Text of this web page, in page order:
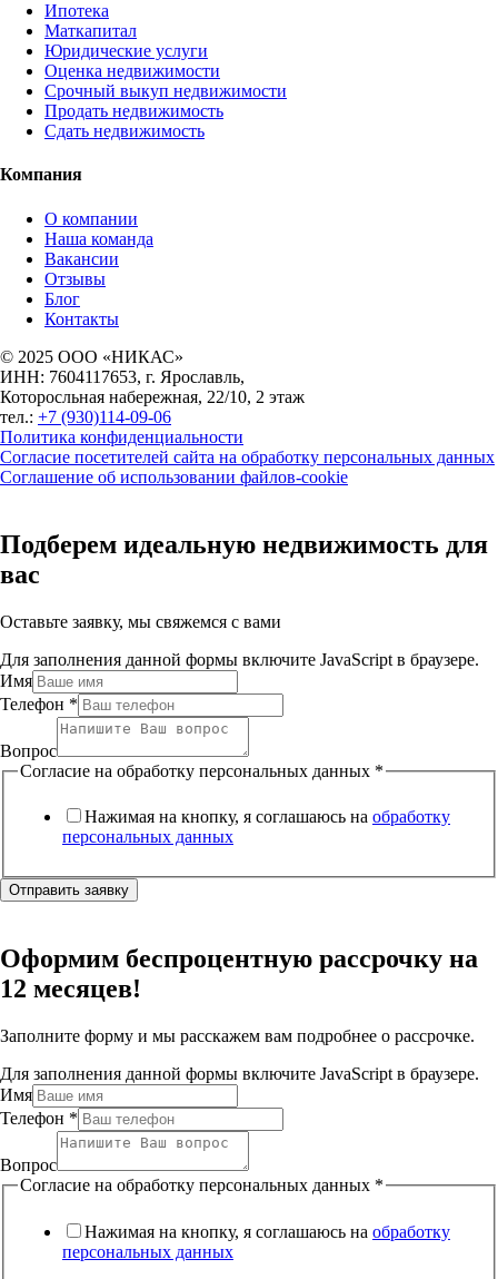
Ипотека
Маткапитал
Юридические услуги
Оценка недвижимости
Срочный выкуп недвижимости
Продать недвижимость
Сдать недвижимость
Компания
О компании
Наша команда
Вакансии
Отзывы
Блог
Контакты
© 2025 ООО «НИКАС»
ИНН: 7604117653, г. Ярославль,
Которосльная набережная, 22/10, 2 этаж
тел.: +7 (930)114-09-06
Политика конфиденциальности
Согласие посетителей сайта на обработку персональных данных
Соглашение об использовании файлов-cookie
Подберем идеальную недвижимость для
вас
Оставьте заявку, мы свяжемся с вами
Для заполнения данной формы включите JavaScript в браузере.
Имя
Телефон *
Вопрос
Согласие на обработку персональных данных *
Нажимая на кнопку, я соглашаюсь на обработку
персональных данных
Отправить заявку
Оформим беспроцентную рассрочку на
12 месяцев!
Заполните форму и мы расскажем вам подробнее о рассрочке.
Для заполнения данной формы включите JavaScript в браузере.
Имя
Телефон *
Вопрос
Согласие на обработку персональных данных *
Нажимая на кнопку, я соглашаюсь на обработку
персональных данных